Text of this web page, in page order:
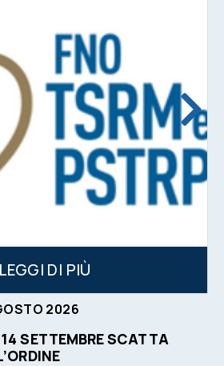
LEGGI DI PIÙ
2026
SETTEMBRE SCATTA